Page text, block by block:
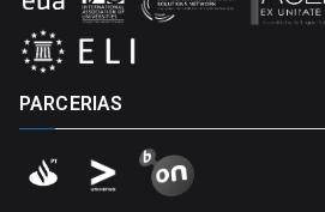
PARCERIAS